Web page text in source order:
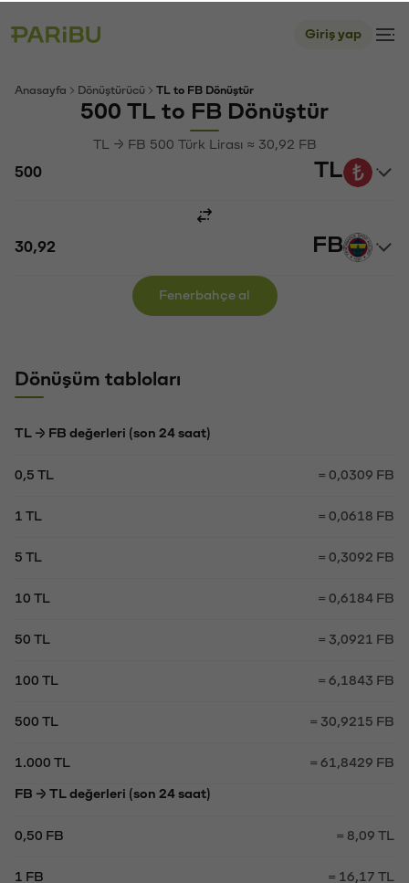
Giriş yap
Anasayfa Dönüştürücü TL to FB Dönüştür
500 TL to FB Dönüştür
TL → FB 500 Türk Lirası ≈ 30,92 FB
TL
FB
Fenerbahçe al
Dönüşüm tabloları
TL → FB değerleri (son 24 saat)
0,5 TL = 0,0309 FB
1 TL = 0,0618 FB
5 TL = 0,3092 FB
10 TL = 0,6184 FB
50 TL = 3,0921 FB
100 TL = 6,1843 FB
500 TL = 30,9215 FB
1.000 TL = 61,8429 FB
FB → TL değerleri (son 24 saat)
0,50 FB = 8,09 TL
1 FB = 16,17 TL